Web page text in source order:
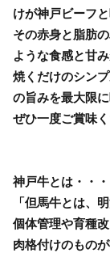
けが神戸ビーフ
その赤身と脂肪
ような食感と甘
焼くだけのシン
の旨みを最大限
ぜひ一度ご賞味く
神戸牛とは・・・
「但馬牛とは、
個体管理や育種
肉格付けのもの